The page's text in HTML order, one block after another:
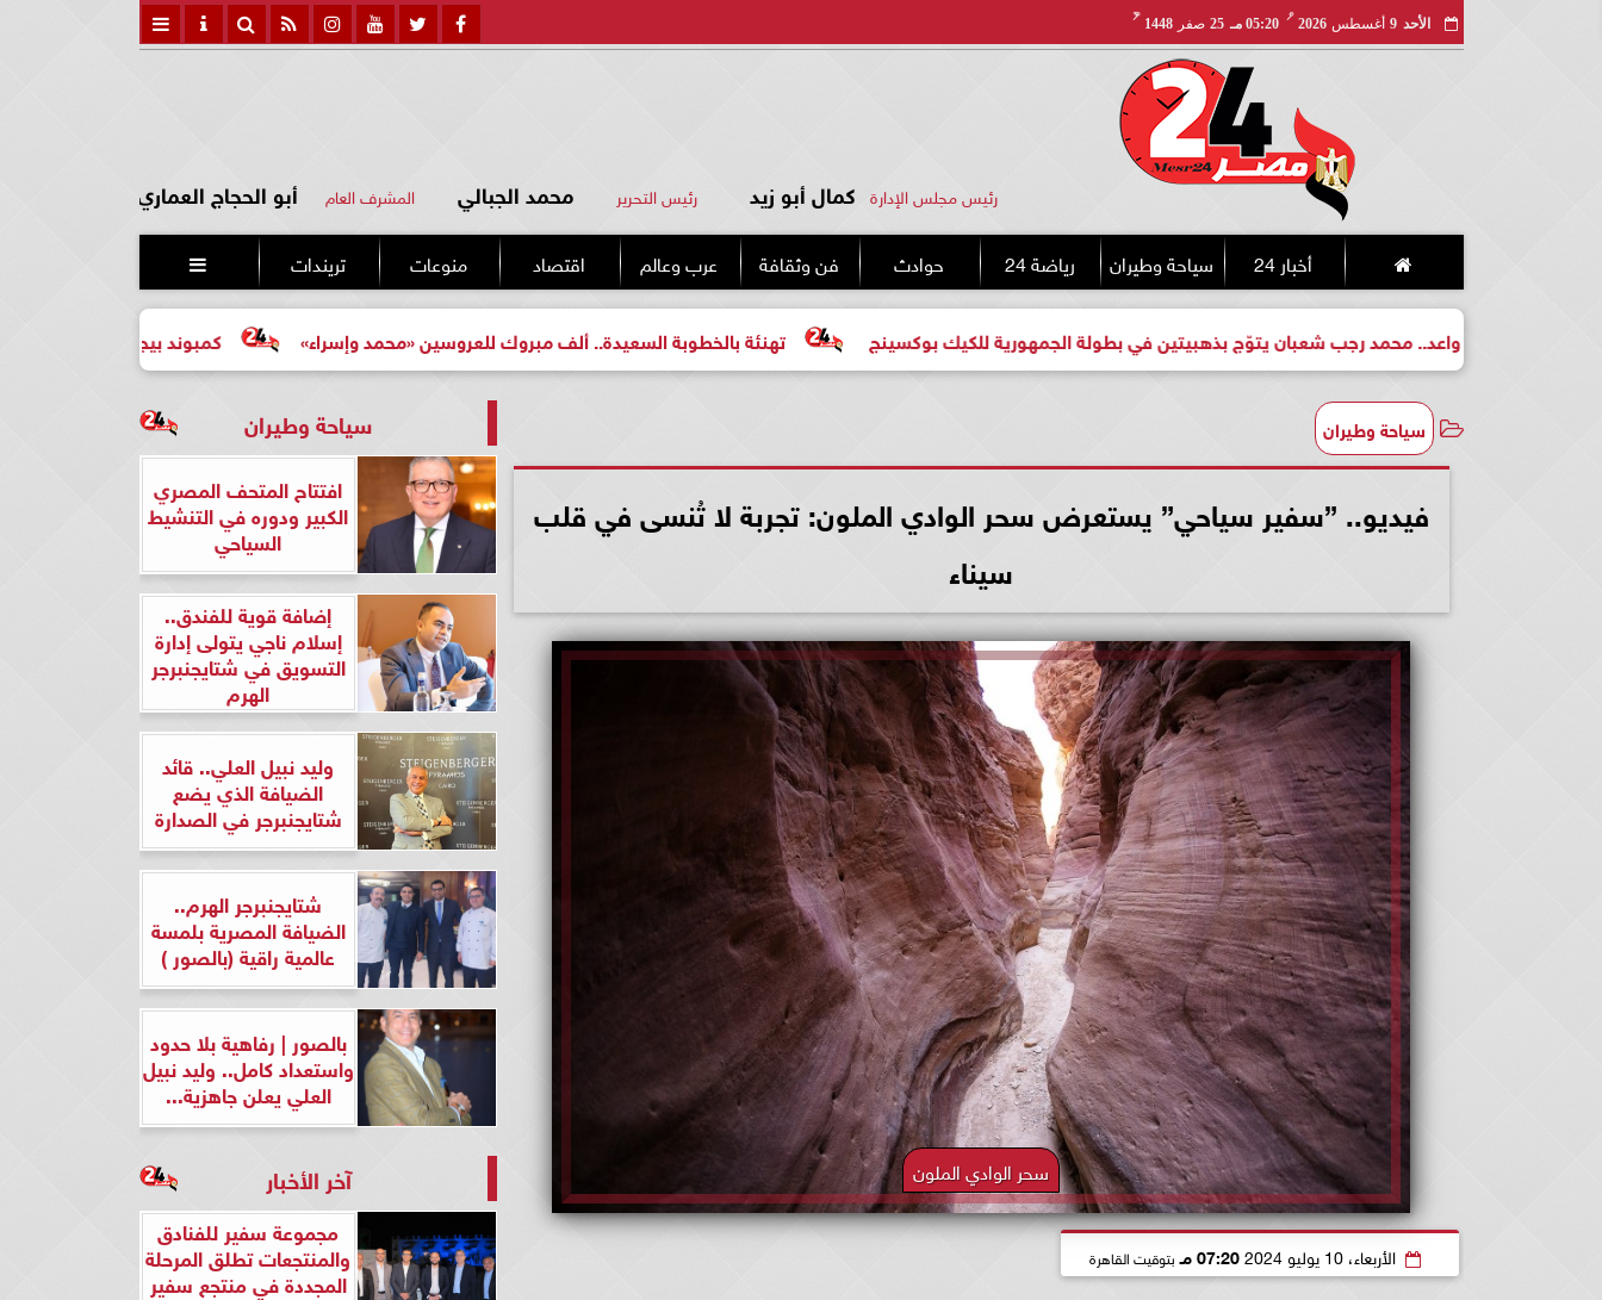
الأحد 9 أغسطس 2026
مـ
05:20 مـ 25 صفر 1448
هـ
رئيس مجلس الإدارة كمال أبو زيد رئيس التحرير محمد الجبالي المشرف العام أبو الحجاج العماري
أخبار 24 سياحة وطيران رياضة 24 حوادث فن وثقافة عرب وعالم اقتصاد منوعات تريندات 
كمبوند بيجونيا: اختيارك الأرقى لحياة أكثر تهنئة بالخطوبة السعيدة.. ألف مبروك للعروسين «محمد وإسراء» واعد.. محمد رجب شعبان يتوّج بذهبيتين في بطولة الجمهورية للكيك بوكسينج
سياحة وطيران
فيديو.. ”سفير سياحي” يستعرض سحر الوادي الملون: تجربة لا تُنسى في قلب
سيناء
سحر الوادي الملون
الأربعاء، 10 يوليو 2024 07:20 مـ بتوقيت القاهرة
سياحة وطيران
افتتاح المتحف المصري
الكبير ودوره في التنشيط
السياحي
إضافة قوية للفندق..
إسلام ناجي يتولى إدارة
التسويق في شتايجنبرجر
الهرم
وليد نبيل العلي.. قائد
الضيافة الذي يضع
شتايجنبرجر في الصدارة
شتايجنبرجر الهرم..
الضيافة المصرية بلمسة
عالمية راقية (بالصور )
بالصور | رفاهية بلا حدود
واستعداد كامل.. وليد نبيل
العلي يعلن جاهزية...
آخر الأخبار
مجموعة سفير للفنادق
والمنتجعات تطلق المرحلة
المجددة في منتجع سفير